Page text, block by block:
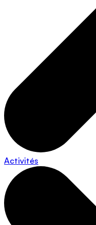
Activités